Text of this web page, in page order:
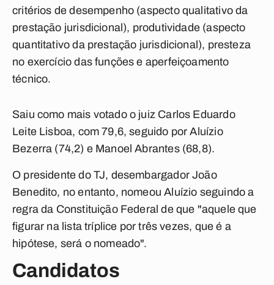
critérios de desempenho (aspecto qualitativo da
prestação jurisdicional), produtividade (aspecto
quantitativo da prestação jurisdicional), presteza
no exercício das funções e aperfeiçoamento
técnico.
Saiu como mais votado o juiz Carlos Eduardo
Leite Lisboa, com 79,6, seguido por Aluízio
Bezerra (74,2) e Manoel Abrantes (68,8).
O presidente do TJ, desembargador João
Benedito, no entanto, nomeou Aluízio seguindo a
regra da Constituição Federal de que "aquele que
figurar na lista tríplice por três vezes, que é a
hipótese, será o nomeado".
Candidatos